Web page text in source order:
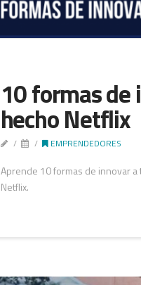
10 formas de
hecho Netflix
EMPRENDEDORES
Aprende 10 formas de innovar a
Netflix.